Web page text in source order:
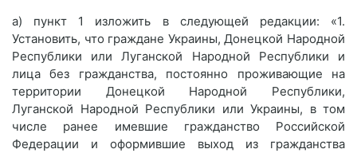
а) пункт 1 изложить в следующей редакции: «1.
Установить, что граждане Украины, Донецкой Народной
Республики или Луганской Народной Республики и
лица без гражданства, постоянно проживающие на
территории Донецкой Народной Республики,
Луганской Народной Республики или Украины, в том
числе ранее имевшие гражданство Российской
Федерации и оформившие выход из гражданства